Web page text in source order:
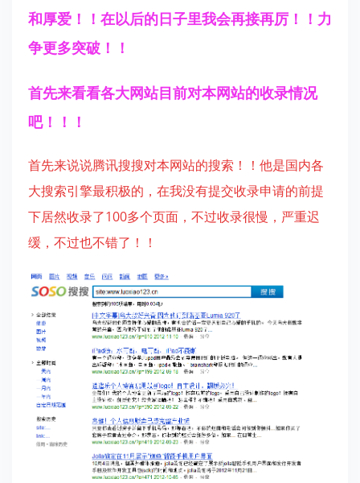
和厚爱！！在以后的日子里我会再接再厉！！力
争更多突破！！
首先来看看各大网站目前对本网站的收录情况
吧！！！
首先来说说腾讯搜搜对本网站的搜索！！他是国内各
大搜索引擎最积极的，在我没有提交收录申请的前提
下居然收录了100多个页面，不过收录很慢，严重迟
缓，不过也不错了！！